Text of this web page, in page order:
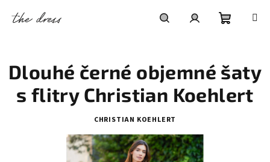
košík
Dlouhé černé objemné šaty
s flitry Christian Koehlert
CHRISTIAN KOEHLERT